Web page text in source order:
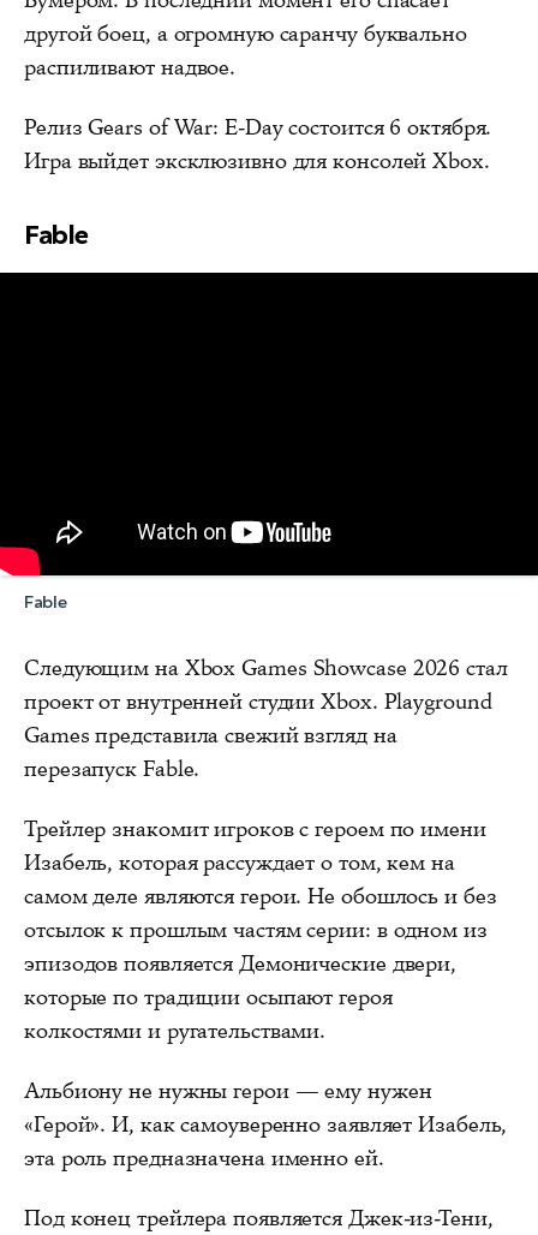
другой боец, а огромную саранчу буквально
распиливают надвое.
Релиз Gears of War: E-Day состоится 6 октября.
Игра выйдет эксклюзивно для консолей Xbox.
Fable
Fable
Следующим на Xbox Games Showcase 2026 стал
проект от внутренней студии Xbox. Playground
Games представила свежий взгляд на
перезапуск Fable.
Трейлер знакомит игроков с героем по имени
Изабель, которая рассуждает о том, кем на
самом деле являются герои. Не обошлось и без
отсылок к прошлым частям серии: в одном из
эпизодов появляется Демонические двери,
которые по традиции осыпают героя
колкостями и ругательствами.
Альбиону не нужны герои — ему нужен
«Герой». И, как самоуверенно заявляет Изабель,
эта роль предназначена именно ей.
Под конец трейлера появляется Джек-из-Тени,